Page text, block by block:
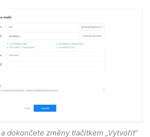
dokončete změny tlačítkem „Vytvořit“